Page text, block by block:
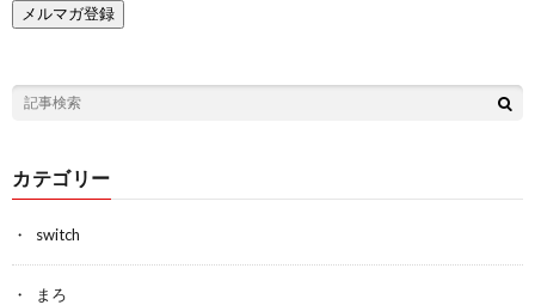
カテゴリー
switch
まろ